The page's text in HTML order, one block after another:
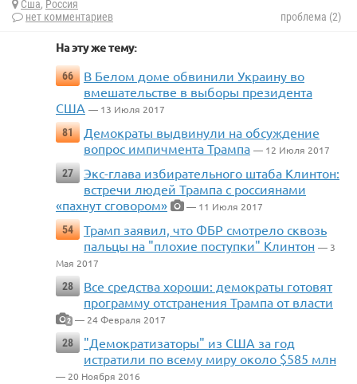
Сша, Россия
нет комментариев
проблема (2)
На эту же тему:
66
В Белом доме обвинили Украину во
вмешательстве в выборы президента
США — 13 Июля 2017
81
Демократы выдвинули на обсуждение
вопрос импичмента Трампа — 12 Июля 2017
27
Экс-глава избирательного штаба Клинтон:
встречи людей Трампа с россиянами
«пахнут сговором»
— 11 Июля 2017
54
Трамп заявил, что ФБР смотрело сквозь
пальцы на "плохие поступки" Клинтон — 3
Мая 2017
28
Все средства хороши: демократы готовят
программу отстранения Трампа от власти
2 — 24 Февраля 2017
28
"Демократизаторы" из США за год
истратили по всему миру около $585 млн
— 20 Ноября 2016